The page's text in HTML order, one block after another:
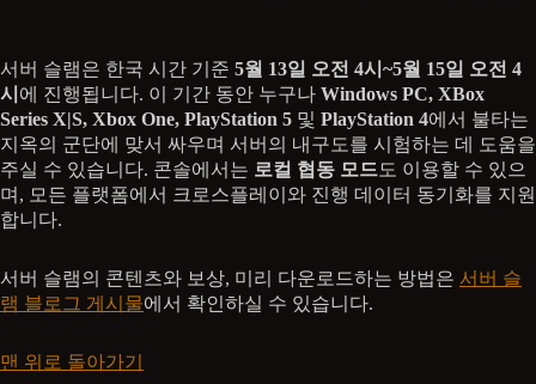
서버 슬램은 한국 시간 기준 5월 13일 오전 4시~5월 15일 오전 4
시 에 진행됩니다. 이 기간 동안 누구나 Windows PC, XBox
Series X|S, Xbox One, PlayStation 5 및 PlayStation 4에서 불타는
지옥의 군단에 맞서 싸우며 서버의 내구도를 시험하는 데 도움을
주실 수 있습니다. 콘솔에서는 로컬 협동 모드도 이용할 수 있으
며, 모든 플랫폼에서 크로스플레이와 진행 데이터 동기화를 지원
합니다.
서버 슬램의 콘텐츠와 보상, 미리 다운로드하는 방법은 서버 슬
램 블로그 게시물에서 확인하실 수 있습니다.
맨 위로 돌아가기